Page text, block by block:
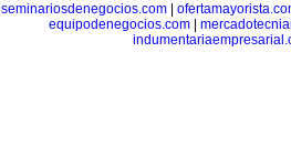
seminariosdenegocios.com
equipodenegocios.com|